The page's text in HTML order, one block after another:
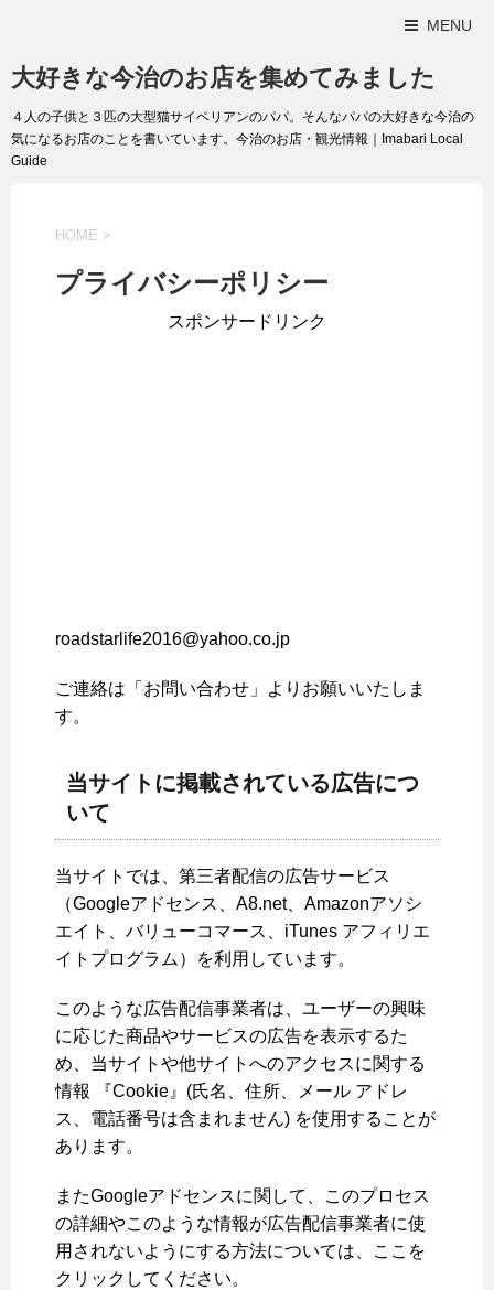
MENU
大好きな今治のお店を集めてみました
４人の子供と３匹の大型猫サイベリアンのパパ。そんなパパの大好きな今治の
気になるお店のことを書いています。今治のお店・観光情報｜Imabari Local
Guide
HOME >
プライバシーポリシー
スポンサードリンク
roadstarlife2016@yahoo.co.jp
ご連絡は「お問い合わせ」よりお願いいたしま
す。
当サイトに掲載されている広告につ
いて
当サイトでは、第三者配信の広告サービス
（Googleアドセンス、A8.net、Amazonアソシ
エイト、バリューコマース、iTunes アフィリエ
イトプログラム）を利用しています。
このような広告配信事業者は、ユーザーの興味
に応じた商品やサービスの広告を表示するた
め、当サイトや他サイトへのアクセスに関する
情報 『Cookie』(氏名、住所、メール アドレ
ス、電話番号は含まれません) を使用することが
あります。
またGoogleアドセンスに関して、このプロセス
の詳細やこのような情報が広告配信事業者に使
用されないようにする方法については、ここを
クリックしてください。